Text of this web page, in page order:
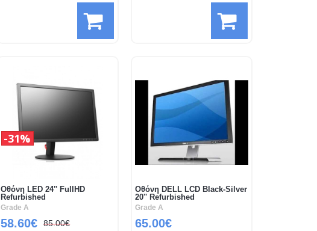
Οθόνη LED 24'' FullHD
Refurbished
Grade A
58.60€ 85.00€
31%
Οθόνη DELL LCD Black-Silver
20'' Refurbished
Grade A
65.00€